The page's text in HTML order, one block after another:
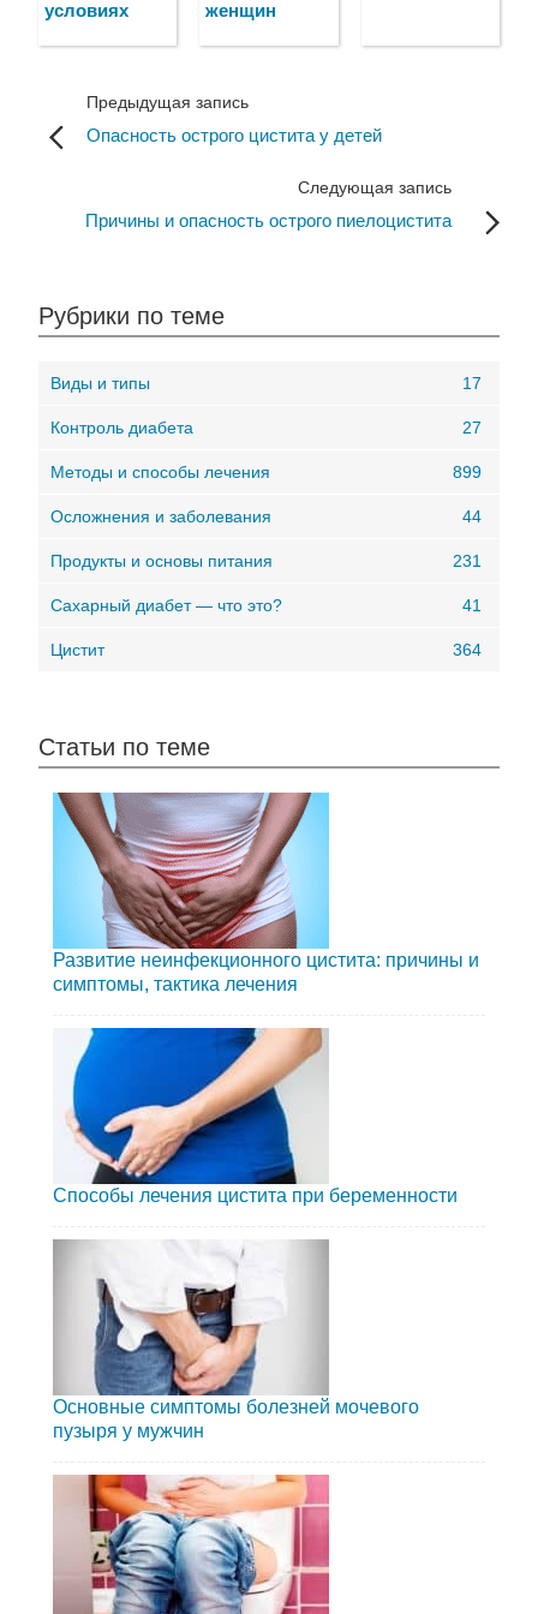
условиях женщин
Предыдущая запись
Опасность острого цистита у детей
Следующая запись
Причины и опасность острого пиелоцистита
Рубрики по теме
Виды и типы 17
Контроль диабета 27
Методы и способы лечения 899
Осложнения и заболевания 44
Продукты и основы питания 231
Сахарный диабет — что это? 41
Цистит 364
Статьи по теме
Развитие неинфекционного цистита: причины и
симптомы, тактика лечения
Способы лечения цистита при беременности
Основные симптомы болезней мочевого
пузыря у мужчин